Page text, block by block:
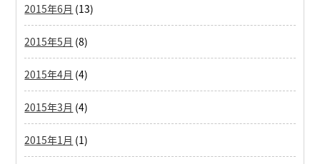
2015年6月 (13)
2015年5月 (8)
2015年4月 (4)
2015年3月 (4)
2015年1月 (1)